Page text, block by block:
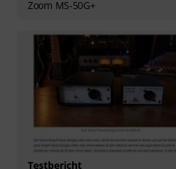
Zoom MS-50G+
Testbericht